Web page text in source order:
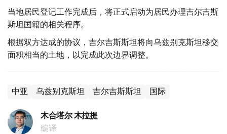
当地居民登记工作完成后，将正式启动为居民办理吉尔吉斯
斯坦国籍的相关程序。
根据双方达成的协议，吉尔吉斯斯坦将向乌兹别克斯坦移交
面积相当的土地，以完成此次边界调整。
中亚 乌兹别克斯坦 吉尔吉斯斯坦 国际
木合塔尔 木拉提
编译